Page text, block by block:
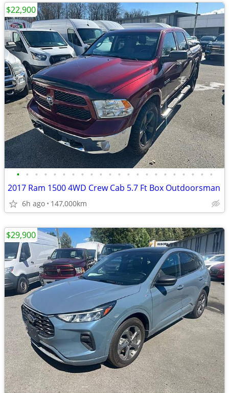
• • • • • • • • • • • • • • • • • • • • • •
2017 Ram 1500 4WD Crew Cab 5.7 Ft Box Outdoorsman
6h ago 147,000km
$22,900
$29,900